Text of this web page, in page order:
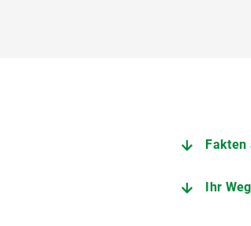
Fakten
Ihr